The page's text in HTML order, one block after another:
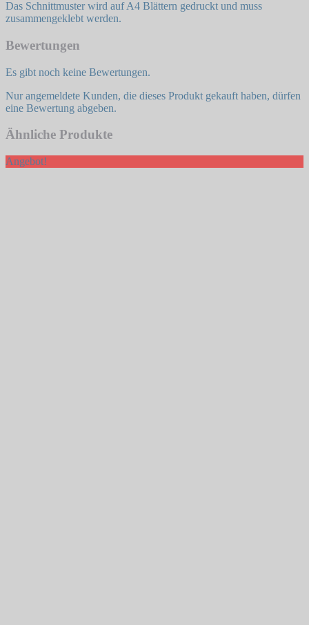
Das Schnittmuster wird auf A4 Blättern gedruckt und muss
zusammengeklebt werden.
Bewertungen
Es gibt noch keine Bewertungen.
Nur angemeldete Kunden, die dieses Produkt gekauft haben, dürfen
eine Bewertung abgeben.
Ähnliche Produkte
Angebot!